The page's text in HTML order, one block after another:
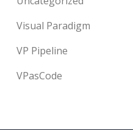
Visual Paradigm
VP Pipeline
VPasCode